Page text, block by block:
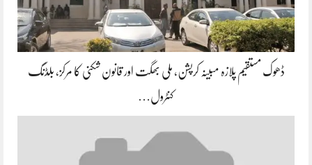
ڈھوک مستقیم پلازہ مبینہ کرپشن، ملی بھگت اور قانون شکنی کا مرکز، بلڈنگ
کنٹرول…